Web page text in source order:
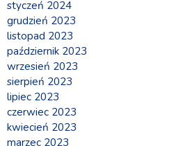
styczeń 2024
grudzień 2023
listopad 2023
październik 2023
wrzesień 2023
sierpień 2023
lipiec 2023
czerwiec 2023
kwiecień 2023
marzec 2023